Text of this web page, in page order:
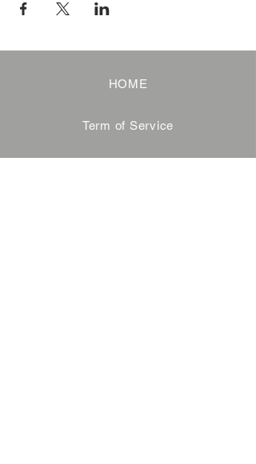
HOME
Term of Service